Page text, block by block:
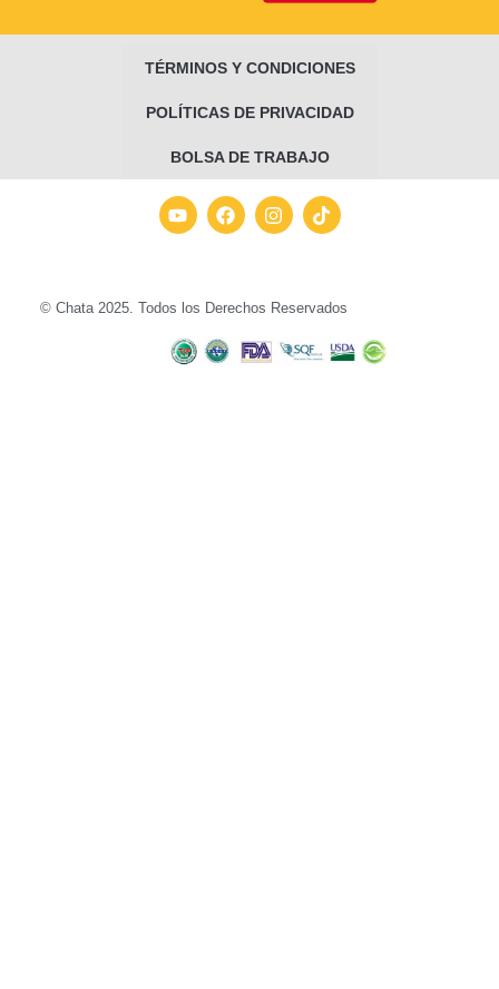
TÉRMINOS Y CONDICIONES
POLÍTICAS DE PRIVACIDAD
BOLSA DE TRABAJO
© Chata 2025. Todos los Derechos Reservados